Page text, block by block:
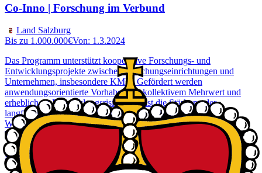
Co-Inno | Forschung im Verbund
Land Salzburg
Bis zu 1.000.000€Von: 1.3.2024
Das Programm unterstützt kooperative Forschungs- und
Entwicklungsprojekte zwischen Forschungseinrichtungen und
Unternehmen, insbesondere KMU. Gefördert werden
anwendungsorientierte Vorhaben mit kollektivem Mehrwert und
erheblichem Entwicklungsrisiko. Ziel ist die Stärkung der
langfristigen Netzwerkbildung zwischen Wirtschaft und
Wissenschaft zur Entwicklung innovativer Verfahren und
Technologien.
Leistungen
Finanzielle Unterstützung, Zuschuss